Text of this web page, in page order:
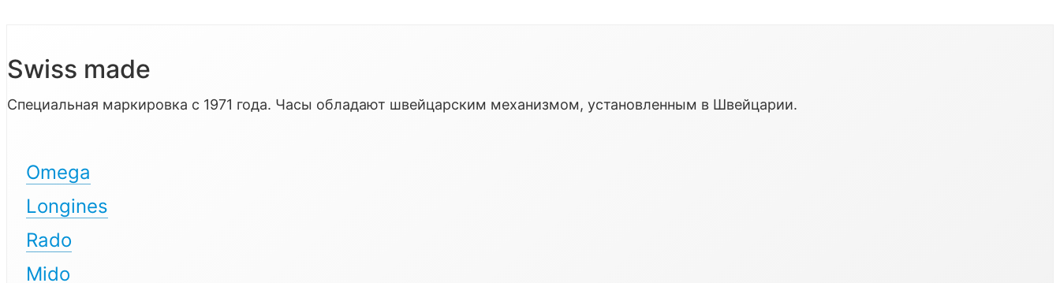
Swiss made
Специальная маркировка с 1971 года. Часы обладают швейцарским механизмом, установленным в Швейцарии.
Omega
Longines
Rado
Mido